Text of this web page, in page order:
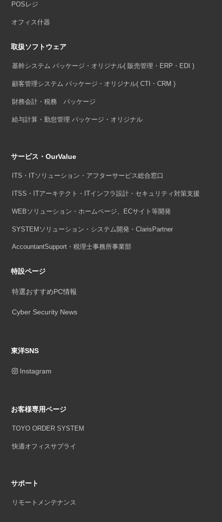
POSレジ
オフィス什器
取扱ソフトウェア
基幹システム パッケージ・オリジナル( 販売管理・ERP・EDI )
顧客管理システム パッケージ・オリジナル( CTI・CRM )
財務会計・税務 パッケージ
給与計算・勤怠管理 パッケージ・オリジナル
サービス・OurValue
ITS・ITソリューション・アフターサービス総合窓口
ITSS・ITアーキテクト・ITインフラ設計・セキュリティ対策支援
WEBソリューション・ホームページ、ECサイト等開発
SYSTEMソリューション・システム開発・ClarisPartner
AccountantSupport・税理士事務所事業部
特設ページ
特選おすすめPC情報
Cyber Security News
東洋SNS
Instagram
お客様専用ページ
TOYO ORDER SYSTEM
快適オフィスサプライ
サポート
リモートメンテナンス